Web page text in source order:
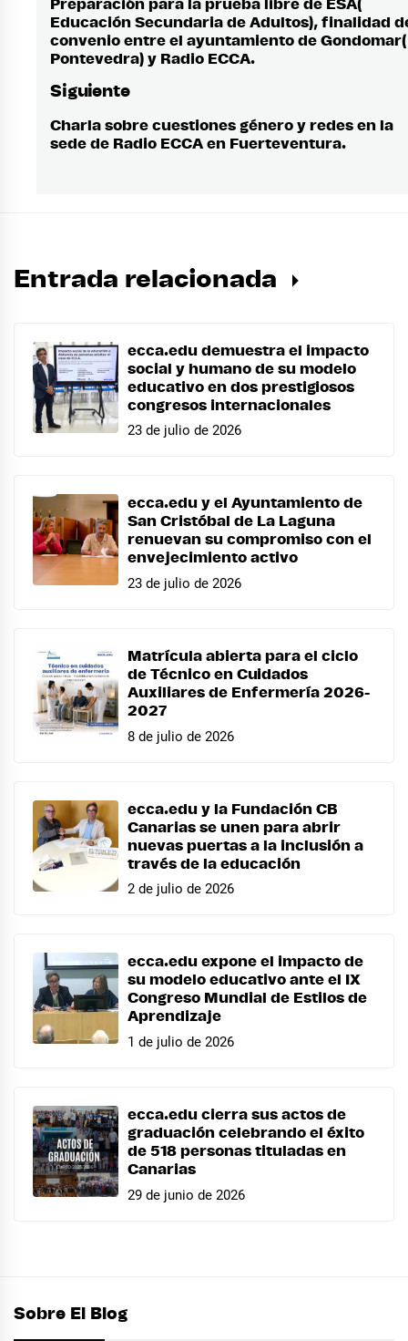
de
entradas
Entrada
anterior:
Preparación para la prueba libre de ESA(
Educación Secundaria de Adultos), finalidad
convenio entre el ayuntamiento de Gondomar(
Pontevedra) y Radio ECCA.
Siguiente
Entrada
siguiente:
Charla sobre cuestiones género y redes en la
sede de Radio ECCA en Fuerteventura.
Entrada relacionada
ecca.edu demuestra el impacto
social y humano de su modelo
educativo en dos prestigiosos
congresos internacionales
23 de julio de 2026
ecca.edu y el Ayuntamiento de
San Cristóbal de La Laguna
renuevan su compromiso con el
envejecimiento activo
23 de julio de 2026
Matrícula abierta para el ciclo
de Técnico en Cuidados
Auxiliares de Enfermería 2026-
2027
8 de julio de 2026
ecca.edu y la Fundación CB
Canarias se unen para abrir
nuevas puertas a la inclusión a
través de la educación
2 de julio de 2026
ecca.edu expone el impacto de
su modelo educativo ante el IX
Congreso Mundial de Estilos de
Aprendizaje
1 de julio de 2026
ecca.edu cierra sus actos de
graduación celebrando el éxito
de 518 personas tituladas en
Canarias
29 de junio de 2026
Sobre El Blog